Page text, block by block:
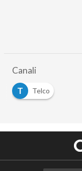
Canali
T
Telco